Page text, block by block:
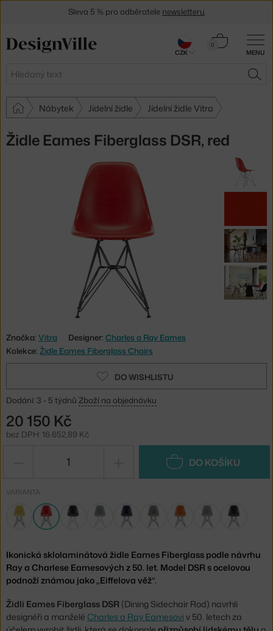
MENU
Hledat
0
Košík
Nábytek Jídelní židle Jídelní židle Vitra
Židle Eames Fiberglass DSR, red
Značka: Vitra Designer: Charles a Ray Eames
Kolekce: Židle Eames Fiberglass Chairs
DO WISHLISTU
Dodání: 3 - 5 týdnů Zboží na objednávku
20 150 Kč
bez DPH: 16 652,89 Kč
DO KOŠÍKU
VARIANTA
Ikonická sklolaminátová židle Eames Fiberglass podle návrhu
Ray a Charlese Eamesových z 50. let. Model DSR s ocelovou
podnoží známou jako „Eiffelova věž“.
Židli Eames Fiberglass DSR (Dining Sidechair Rod) navrhli
designéři a manželé Charles a Ray Eamesovi v 50. letech za
Sleva 5 % pro odběratele newsletteru
CZK